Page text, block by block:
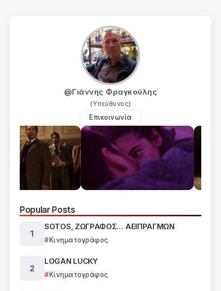
@Γιάννης Φραγκούλης
(Υπεύθυνος)
Επικοινωνία
Popular Posts
SOTOS, ΖΩΓΡΑΦΟΣ… ΑΕΙΠΡΑΓΜΩΝ
Κινηματογράφος
LOGAN LUCKY
Κινηματογράφος